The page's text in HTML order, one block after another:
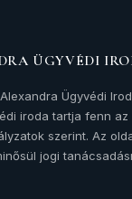
ÜGYVÉDI
Ügyvédi
iroda tartja fenn
szerint. Az
jogi